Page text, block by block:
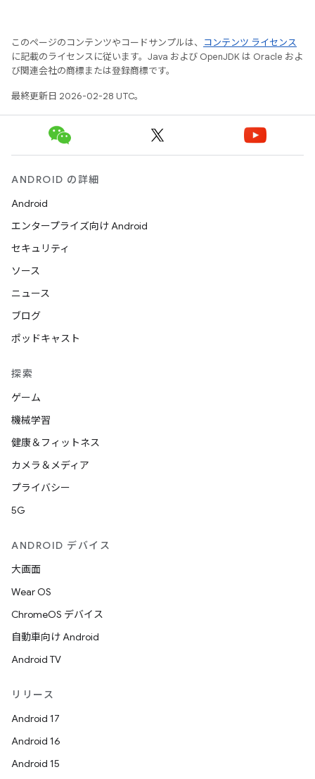
このページのコンテンツやコードサンプルは、
コンテンツ ライセンス
に記載のライセンスに従います。Java および OpenJDK は Oracle およ
び関連会社の商標または登録商標です。
最終更新日 2026-02-28 UTC。
ANDROID の詳細
Android
エンタープライズ向け Android
セキュリティ
ソース
ニュース
ブログ
ポッドキャスト
探索
ゲーム
機械学習
健康＆フィットネス
カメラ＆メディア
プライバシー
5G
ANDROID デバイス
大画面
Wear OS
ChromeOS デバイス
自動車向け Android
Android TV
リリース
Android 17
Android 16
Android 15